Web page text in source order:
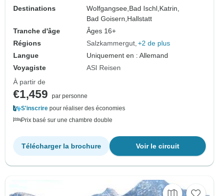
Destinations
Wolfgangsee,Bad Ischl,Katrin,
Bad Goisern,Hallstatt
Tranche d'âge
Âges 16+
Régions
Salzkammergut +2 de plus
Langue
Uniquement en : Allemand
Voyagiste
ASI Reisen
À partir de
€1,459
par personne
S'inscrire pour réaliser des économies
Prix basé sur une chambre double
Voir le circuit
Télécharger la brochure